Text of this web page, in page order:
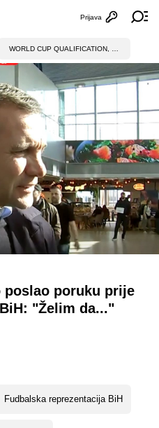
Otvori
Prijava
poslao poruku prije
"Želim da..."
Fudbalska reprezentacija BiH